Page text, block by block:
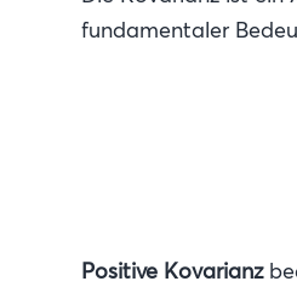
fundamentaler
Positive Kovarianz